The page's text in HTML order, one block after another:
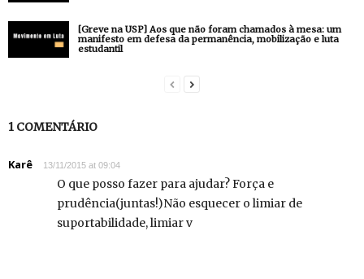
[Greve na USP] Aos que não foram chamados à mesa: um
manifesto em defesa da permanência, mobilização e luta
estudantil
1 COMENTÁRIO
Karê 13/11/2015 at 09:04
O que posso fazer para ajudar? Força e
prudência(juntas!)Não esquecer o limiar de
suportabilidade, limiar v